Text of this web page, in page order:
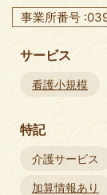
事業所番号
サービス
看護小規模
特記
介護サービス
加算情報あり